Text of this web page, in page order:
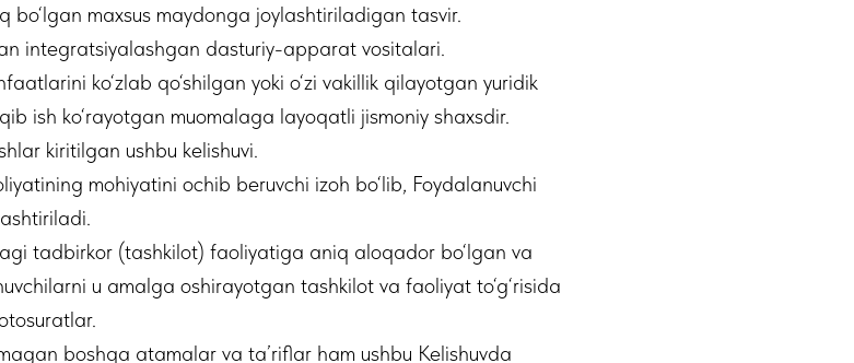
maxsus maydonga joylashtiriladigan tasvir.
integratsiyalashgan dasturiy-apparat vositalari.
ko‘zlab qo‘shilgan yoki o‘zi vakillik qilayotgan yuridik
ish ko‘rayotgan muomalaga layoqatli jismoniy shaxsdir.
kiritilgan ushbu kelishuvi.
mohiyatini ochib beruvchi izoh bo‘lib, Foydalanuvchi
tadbirkor (tashkilot) faoliyatiga aniq aloqador bo‘lgan va
u amalga oshirayotgan tashkilot va faoliyat to‘g‘risida
boshqa atamalar va ta’riflar ham ushbu Kelishuvda